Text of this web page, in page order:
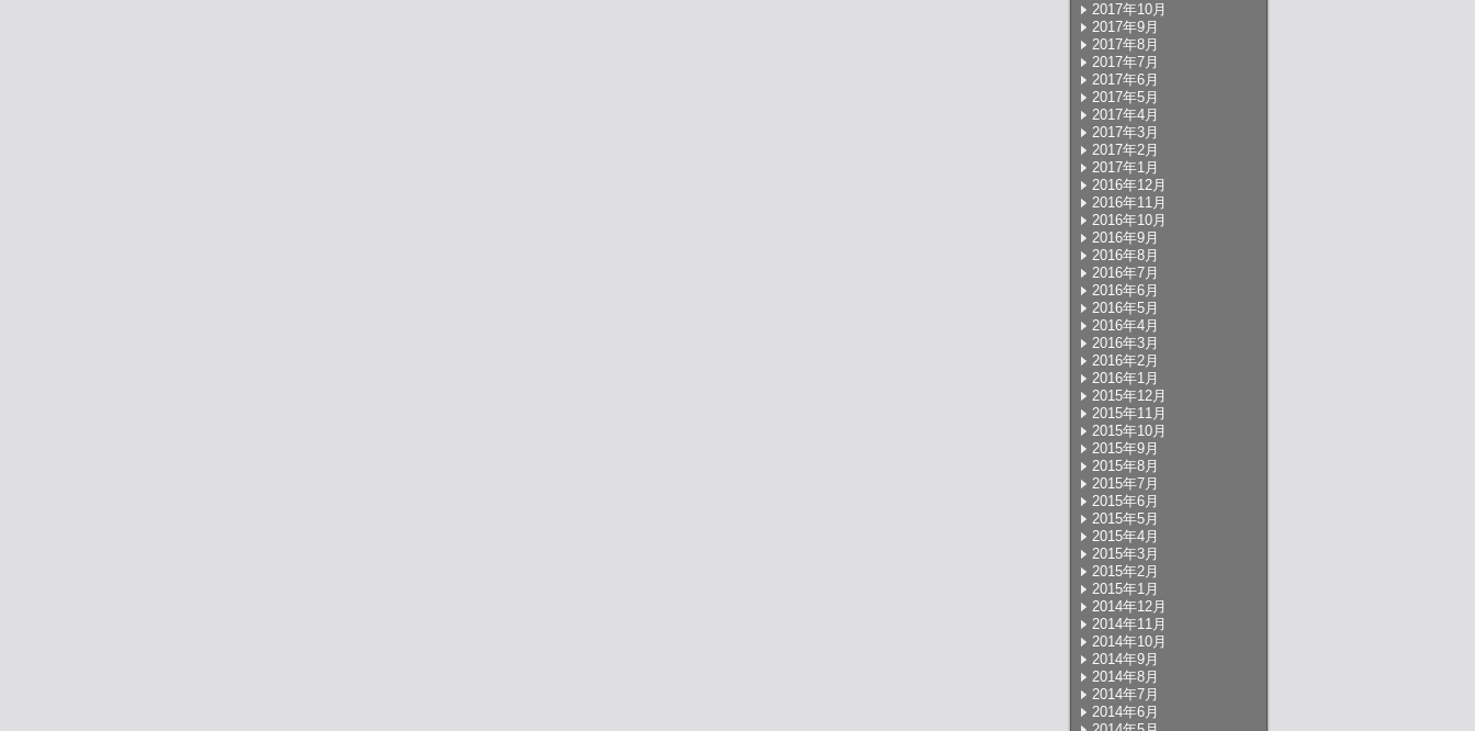
2017年10月
2017年9月
2017年8月
2017年7月
2017年6月
2017年5月
2017年4月
2017年3月
2017年2月
2017年1月
2016年12月
2016年11月
2016年10月
2016年9月
2016年8月
2016年7月
2016年6月
2016年5月
2016年4月
2016年3月
2016年2月
2016年1月
2015年12月
2015年11月
2015年10月
2015年9月
2015年8月
2015年7月
2015年6月
2015年5月
2015年4月
2015年3月
2015年2月
2015年1月
2014年12月
2014年11月
2014年10月
2014年9月
2014年8月
2014年7月
2014年6月